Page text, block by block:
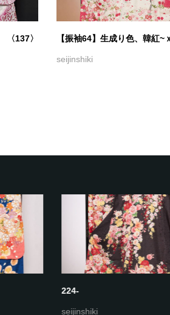
〈137〉 【振袖64】生成り色、韓紅~
seijinshiki
224-
seijinshiki